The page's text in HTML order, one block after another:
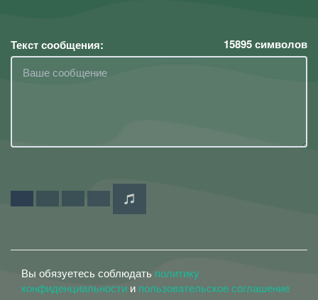
Текст сообщения: 15895символов
Вы обязуетесь соблюдать политику
конфиденциальности и пользовательское соглашение